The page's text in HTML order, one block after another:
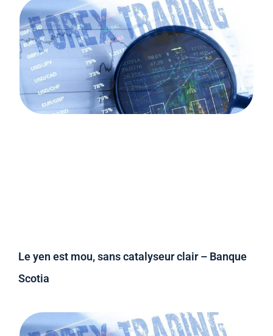
Le yen est mou, sans catalyseur clair – Banque
Scotia